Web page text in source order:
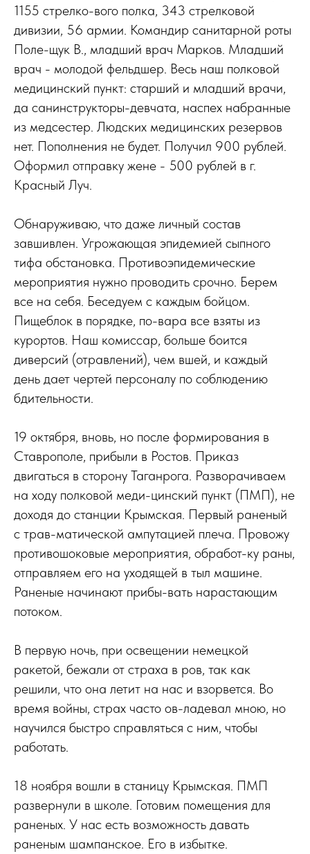
1155 стрелко-вого полка, 343 стрелковой
дивизии, 56 армии. Командир санитарной роты
Поле-щук В., младший врач Марков. Младший
врач - молодой фельдшер. Весь наш полковой
медицинский пункт: старший и младший врачи,
да санинструкторы-девчата, наспех набранные
из медсестер. Людских медицинских резервов
нет. Пополнения не будет. Получил 900 рублей.
Оформил отправку жене - 500 рублей в г.
Красный Луч.
Обнаруживаю, что даже личный состав
завшивлен. Угрожающая эпидемией сыпного
тифа обстановка. Противоэпидемические
мероприятия нужно проводить срочно. Берем
все на себя. Беседуем с каждым бойцом.
Пищеблок в порядке, по-вара все взяты из
курортов. Наш комиссар, больше боится
диверсий (отравлений), чем вшей, и каждый
день дает чертей персоналу по соблюдению
бдительности.
19 октября, вновь, но после формирования в
Ставрополе, прибыли в Ростов. Приказ
двигаться в сторону Таганрога. Разворачиваем
на ходу полковой меди-цинский пункт (ПМП), не
доходя до станции Крымская. Первый раненый
с трав-матической ампутацией плеча. Провожу
противошоковые мероприятия, обработ-ку раны,
отправляем его на уходящей в тыл машине.
Раненые начинают прибы-вать нарастающим
потоком.
В первую ночь, при освещении немецкой
ракетой, бежали от страха в ров, так как
решили, что она летит на нас и взорвется. Во
время войны, страх часто ов-ладевал мною, но
научился быстро справляться с ним, чтобы
работать.
18 ноября вошли в станицу Крымская. ПМП
развернули в школе. Готовим помещения для
раненых. У нас есть возможность давать
раненым шампанское. Его в избытке.